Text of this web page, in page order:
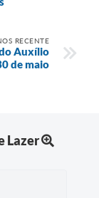
RECENTE
Auxílio
de maio
Lazer